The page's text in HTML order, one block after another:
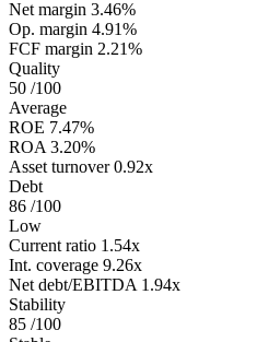
Net margin 3.46%
Op. margin 4.91%
FCF margin 2.21%
Quality
50 /100
Average
ROE 7.47%
ROA 3.20%
Asset turnover 0.92x
Debt
86 /100
Low
Current ratio 1.54x
Int. coverage 9.26x
Net debt/EBITDA 1.94x
Stability
85 /100